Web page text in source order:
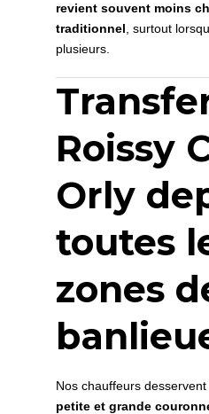
revient souvent moins
traditionnel , surtout
plusieurs.
Roissy
Orly
toutes
zones
Nos chauffeurs
petite et grande